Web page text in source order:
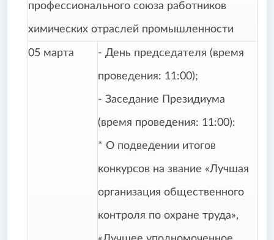
профессионального союза работников
химических отраслей промышленности
05 марта - День председателя (время
проведения: 11:00);
- Заседание Президиума
(время проведения: 11:00):
* О подведении итогов
конкурсов на звание «Лучшая
организация общественного
контроля по охране труда»,